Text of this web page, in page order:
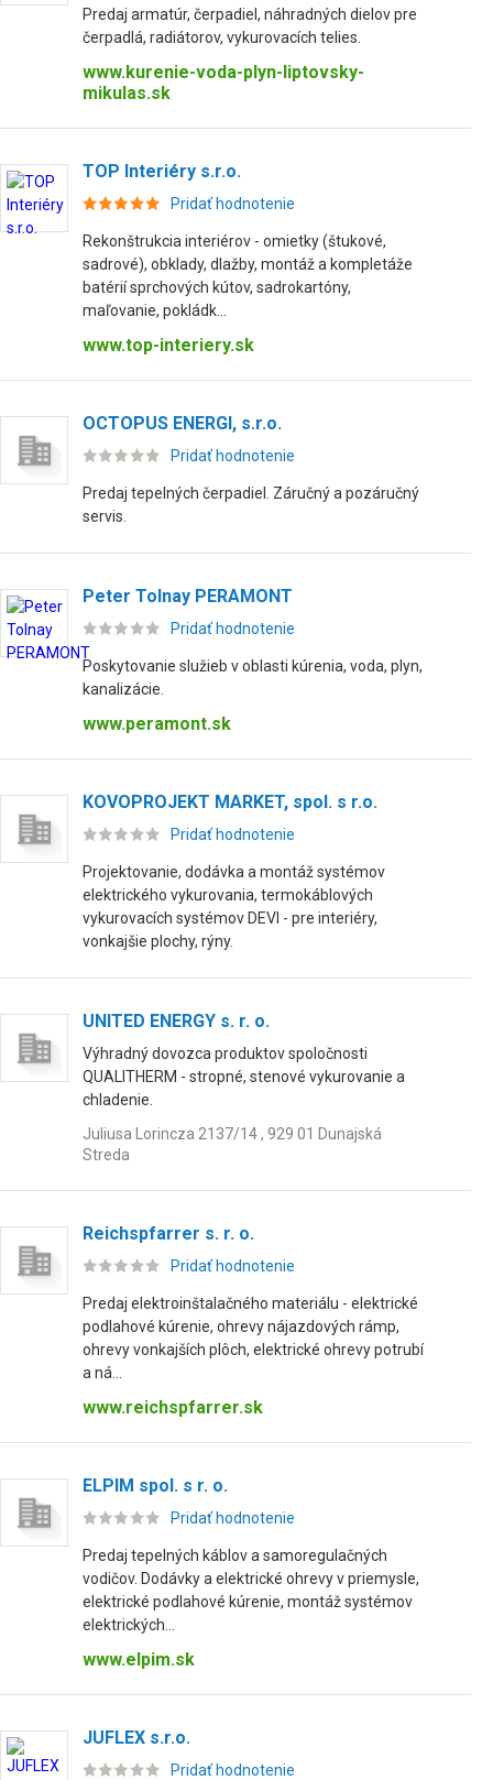
Predaj armatúr, čerpadiel, náhradných dielov pre
čerpadlá, radiátorov, vykurovacích telies.
www.kurenie-voda-plyn-liptovsky-
mikulas.sk
TOP Interiéry s.r.o.
Pridať hodnotenie
Rekonštrukcia interiérov - omietky (štukové,
sadrové), obklady, dlažby, montáž a kompletáže
batérií sprchových kútov, sadrokartóny,
maľovanie, pokládk...
www.top-interiery.sk
OCTOPUS ENERGI, s.r.o.
Pridať hodnotenie
Predaj tepelných čerpadiel. Záručný a pozáručný
servis.
Peter Tolnay PERAMONT
Pridať hodnotenie
Poskytovanie služieb v oblasti kúrenia, voda, plyn,
kanalizácie.
www.peramont.sk
KOVOPROJEKT MARKET, spol. s r.o.
Pridať hodnotenie
Projektovanie, dodávka a montáž systémov
elektrického vykurovania, termokáblových
vykurovacích systémov DEVI - pre interiéry,
vonkajšie plochy, rýny.
UNITED ENERGY s. r. o.
Výhradný dovozca produktov spoločnosti
QUALITHERM - stropné, stenové vykurovanie a
chladenie.
Juliusa Lorincza 2137/14 , 929 01 Dunajská
Streda
Reichspfarrer s. r. o.
Pridať hodnotenie
Predaj elektroinštalačného materiálu - elektrické
podlahové kúrenie, ohrevy nájazdových rámp,
ohrevy vonkajších plôch, elektrické ohrevy potrubí
a ná...
www.reichspfarrer.sk
ELPIM spol. s r. o.
Pridať hodnotenie
Predaj tepelných káblov a samoregulačných
vodičov. Dodávky a elektrické ohrevy v priemysle,
elektrické podlahové kúrenie, montáž systémov
elektrických...
www.elpim.sk
JUFLEX s.r.o.
Pridať hodnotenie